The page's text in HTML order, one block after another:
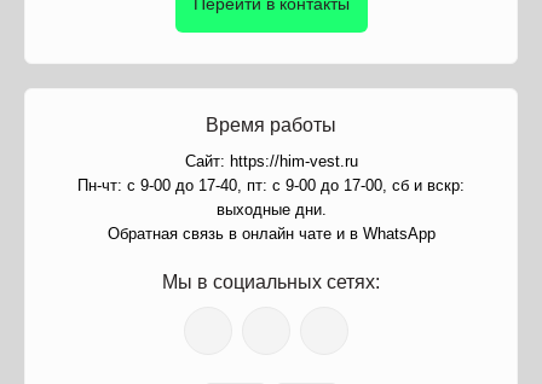
Время работы
Сайт: https://him-vest.ru
Пн-чт: с 9-00 до 17-40, пт: с 9-00 до 17-00, сб и вскр:
выходные дни.
Обратная связь в онлайн чате и в WhatsApp
Мы в социальных сетях: